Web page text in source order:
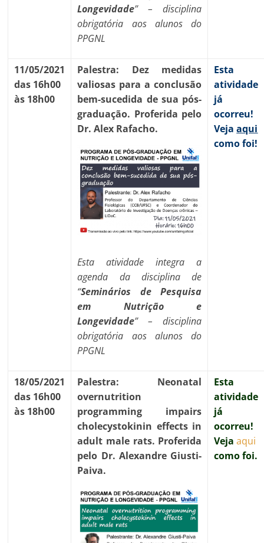
Longevidade” – disciplina
obrigatória aos alunos do
PPGNL
11/05/2021
das 16h00
às 18h00
Palestra: Dez medidas
valiosas para a conclusão
bem-sucedida de sua pós-
graduação. Proferida pelo
Dr. Alex Rafacho.
Esta atividade integra a
agenda da disciplina de
“Seminários de Pesquisa
em Nutrição e
Longevidade” – disciplina
obrigatória aos alunos do
PPGNL
Esta
atividade
já
ocorreu!
Veja aqui
como foi!
18/05/2021
das 16h00
às 18h00
Palestra: Neonatal
overnutrition
programming impairs
cholecystokinin effects in
adult male rats. Proferida
pelo Dr. Alexandre Giusti-
Paiva.
Esta
atividade
já
ocorreu!
Veja aqui
como foi.